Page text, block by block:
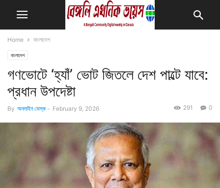
Home বাংলাদেশ
বাংলাদেশ
গণভোটে ‘হ্যাঁ’ ভোট জিতলে দেশ পাল্টে যাবে:
প্রধান উপদেষ্টা
By অনলাইন ডেস্ক - February 9, 2026 0
291